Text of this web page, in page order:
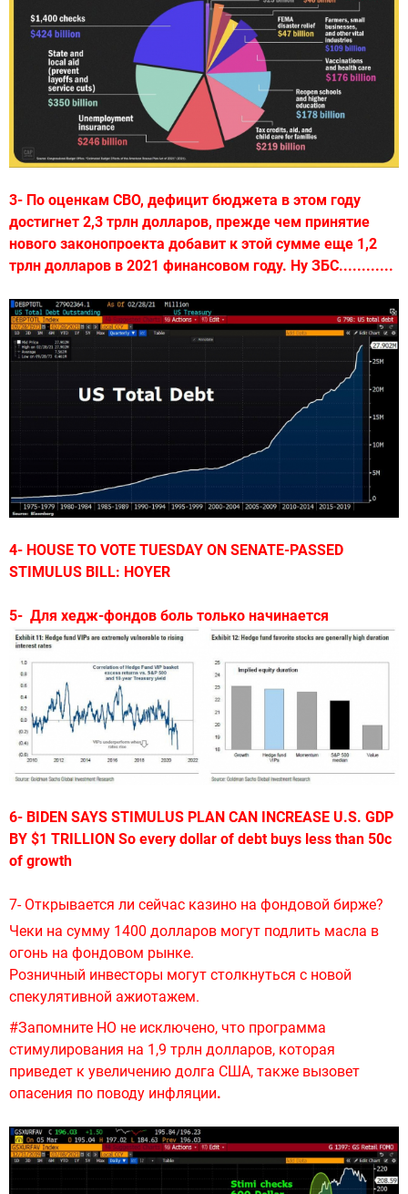
3- По оценкам CBO, дефицит бюджета в этом году
достигнет 2,3 трлн долларов, прежде чем принятие
нового законопроекта добавит к этой сумме еще 1,2
трлн долларов в 2021 финансовом году. Ну ЗБС............
4- HOUSE TO VOTE TUESDAY ON SENATE-PASSED
STIMULUS BILL: HOYER
5- Для хедж-фондов боль только начинается
6- BIDEN SAYS STIMULUS PLAN CAN INCREASE U.S. GDP
BY $1 TRILLION So every dollar of debt buys less than 50c
of growth
7- Открывается ли сейчас казино на фондовой бирже?
Чеки на сумму 1400 долларов могут подлить масла в
огонь на фондовом рынке.
Розничный инвесторы могут столкнуться с новой
спекулятивной ажиотажем.
#Запомните НО не исключено, что программа
стимулирования на 1,9 трлн долларов, которая
приведет к увеличению долга США, также вызовет
опасения по поводу инфляции.